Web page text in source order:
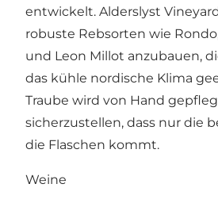
entwickelt. Alderslyst
robuste Rebsorten wie
und Leon Millot anzubauen,
das kühle nordische Klima
Traube wird von Hand
sicherzustellen, dass nur die
die Flaschen kommt.
Weine